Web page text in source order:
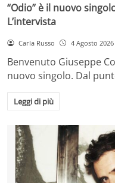
“Odio” è il nuovo
L’intervista
Carla Russo 4 Agosto 2026
Benvenuto Giuseppe
nuovo singolo. Dal
Leggi di più